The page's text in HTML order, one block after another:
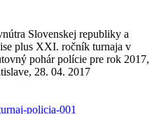
Slovenskej republiky a
plus XXI. ročník turnaja v
pohár polície pre rok 2017,
28. 04. 2017